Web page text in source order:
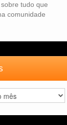
tudo que
comunidade